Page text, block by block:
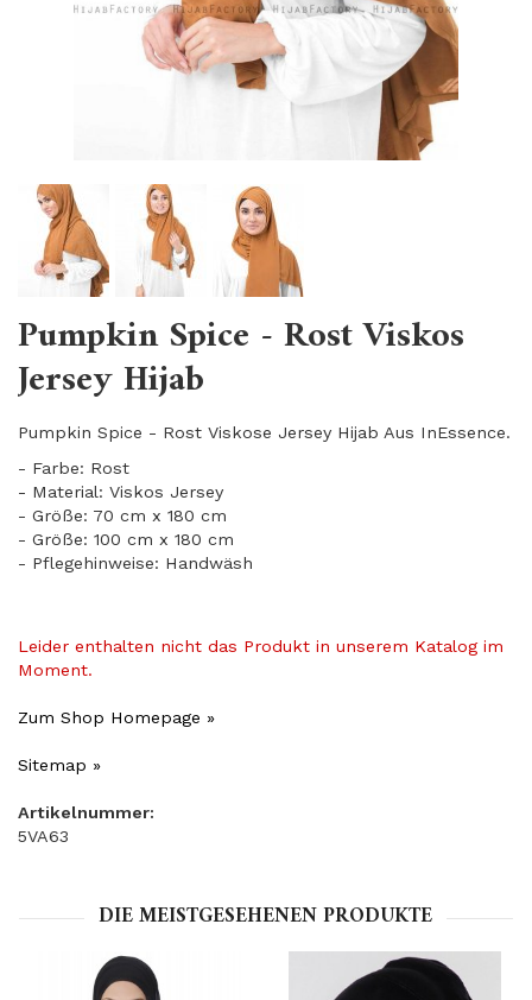
Pumpkin Spice - Rost Viskos
Jersey Hijab
Pumpkin Spice - Rost Viskose Jersey Hijab Aus InEssence.
- Farbe: Rost
- Material: Viskos Jersey
- Größe: 70 cm x 180 cm
- Größe: 100 cm x 180 cm
- Pflegehinweise: Handwäsh
Leider enthalten nicht das Produkt in unserem Katalog im
Moment.
Zum Shop Homepage »
Sitemap »
Artikelnummer:
5VA63
DIE MEISTGESEHENEN PRODUKTE